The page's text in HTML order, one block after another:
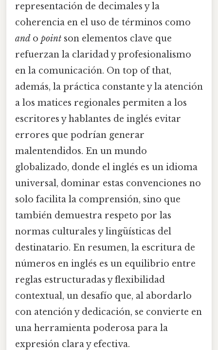
representación de decimales y la
coherencia en el uso de términos como
and o point son elementos clave que
refuerzan la claridad y profesionalismo
en la comunicación. On top of that,
además, la práctica constante y la atención
a los matices regionales permiten a los
escritores y hablantes de inglés evitar
errores que podrían generar
malentendidos. En un mundo
globalizado, donde el inglés es un idioma
universal, dominar estas convenciones no
solo facilita la comprensión, sino que
también demuestra respeto por las
normas culturales y lingüísticas del
destinatario. En resumen, la escritura de
números en inglés es un equilibrio entre
reglas estructuradas y flexibilidad
contextual, un desafío que, al abordarlo
con atención y dedicación, se convierte en
una herramienta poderosa para la
expresión clara y efectiva.